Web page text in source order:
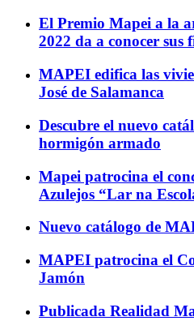
El Premio Mapei a la
2022 da a conocer sus
MAPEI edifica las
José de Salamanca
Descubre el nuevo
hormigón armado
Mapei patrocina el
Azulejos “Lar na
Nuevo catálogo de
MAPEI patrocina el
Jamón
Publicada Realidad